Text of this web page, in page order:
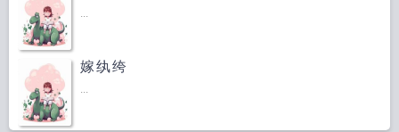
...
嫁纨绔
...